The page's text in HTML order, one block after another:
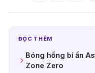
ĐỌC THÊM
Bóng hồng bí ẩn
Zone Zero